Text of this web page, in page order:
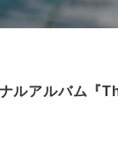
ルアルバム『